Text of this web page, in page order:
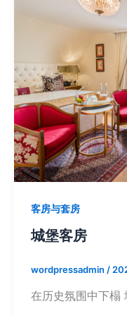
客房与套房
城堡客房
wordpressadmin /
在历史氛围中下榻